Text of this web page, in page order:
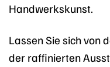
Handwerkskunst.
Lassen Sie sich von
der raffinierten